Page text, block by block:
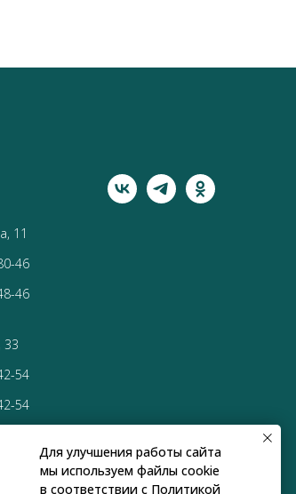
Для улучшения работы сайта
мы используем файлы cookie
в соответствии с Политикой
11
46
46
33
54
54